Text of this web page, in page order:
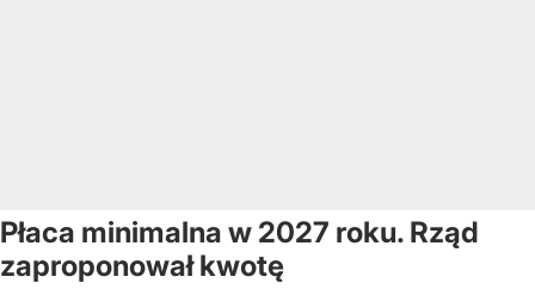
Płaca minimalna w 2027 roku. Rząd
zaproponował kwotę